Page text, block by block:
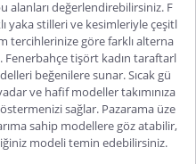
alanları değerlendirebilirsiniz. F
yaka stilleri ve kesimleriyle çeşitl
tercihlerinize göre farklı alterna
Fenerbahçe tişört kadın taraftarl
beğenilere sunar. Sıcak gü
ve hafif modeller takımınıza
sağlar. Pazarama üze
sahip modellere göz atabilir,
modeli temin edebilirsiniz.